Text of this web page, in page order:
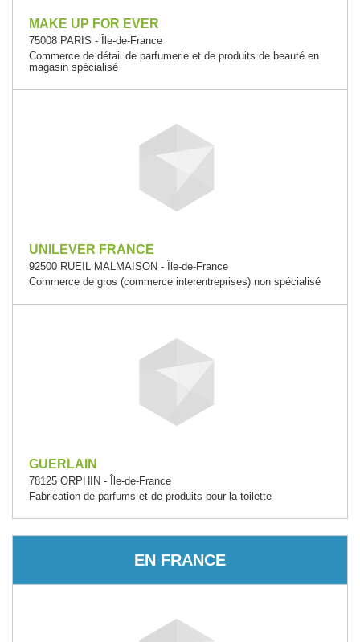
MAKE UP FOR EVER
75008 PARIS - Île-de-France
Commerce de détail de parfumerie et de produits de beauté en
magasin spécialisé
UNILEVER FRANCE
92500 RUEIL MALMAISON - Île-de-France
Commerce de gros (commerce interentreprises) non spécialisé
GUERLAIN
78125 ORPHIN - Île-de-France
Fabrication de parfums et de produits pour la toilette
EN FRANCE